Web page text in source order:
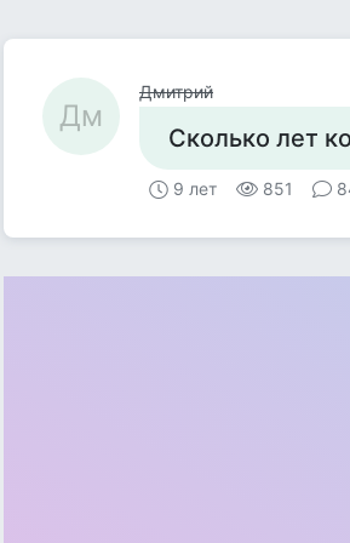
Дм
Дмитрий
Сколько лет
9 лет 851